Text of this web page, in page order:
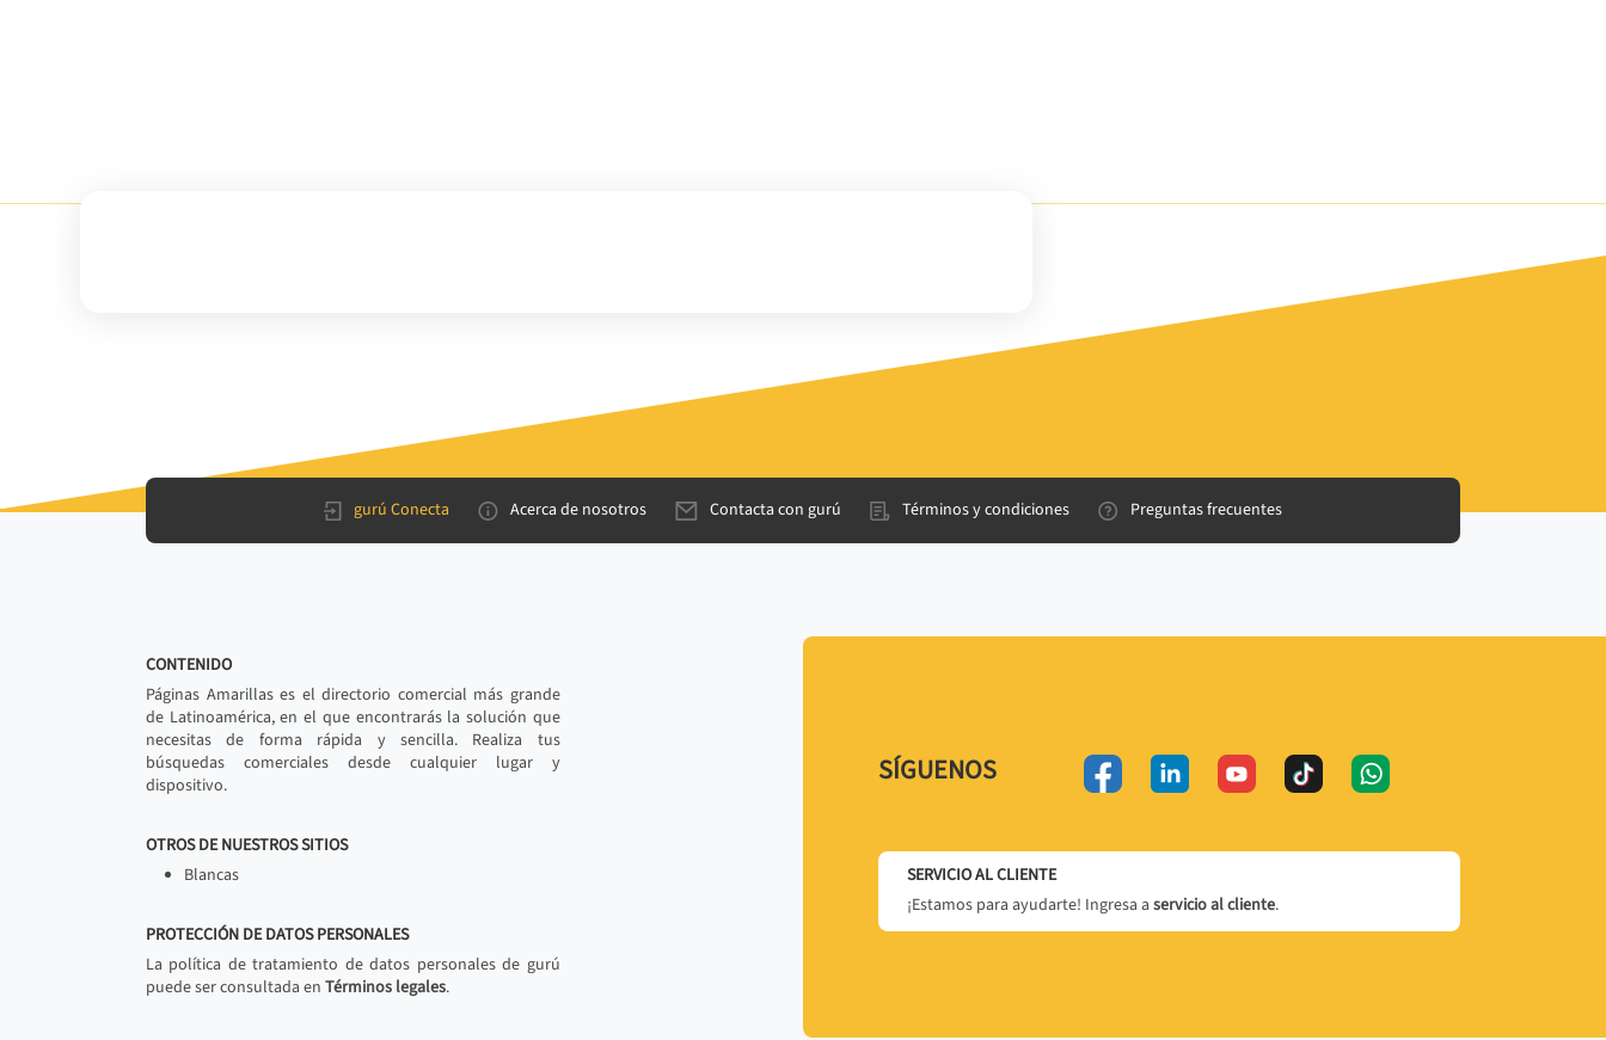
gurú Conecta Acerca de nosotros Contacta con gurú Términos y condiciones Preguntas frecuentes
CONTENIDO
Páginas Amarillas es el directorio comercial más grande
de Latinoamérica, en el que encontrarás la solución que
necesitas de forma rápida y sencilla. Realiza tus
búsquedas comerciales desde cualquier lugar y
dispositivo.
OTROS DE NUESTROS SITIOS
Blancas
PROTECCIÓN DE DATOS PERSONALES
La política de tratamiento de datos personales de gurú
puede ser consultada en Términos legales.
SÍGUENOS
SERVICIO AL CLIENTE
¡Estamos para ayudarte! Ingresa a servicio al cliente.